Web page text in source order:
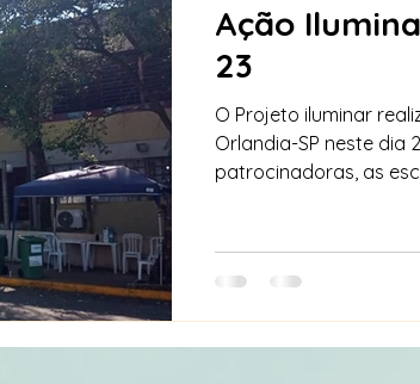
Ação Iluminar em Setembro
23
O Projeto iluminar realizou a 3ª edição do ano em
Orlandia-SP neste dia 29.09.23 .Agradece as empresas
patrocinadoras, as